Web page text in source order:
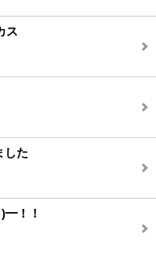
ス
した
！！